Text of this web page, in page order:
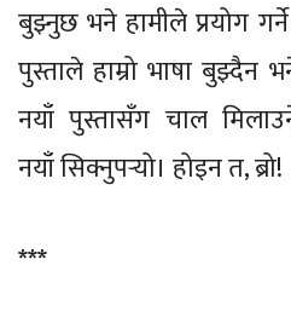
बुझ्नुछ भने हामीले प्रयोग
पुस्ताले हाम्रो भाषा बुझ्दैन
नयाँ पुस्तासँग चाल
नयाँ सिक्नुपर्‍यो। होइन त, ब्रो!
***